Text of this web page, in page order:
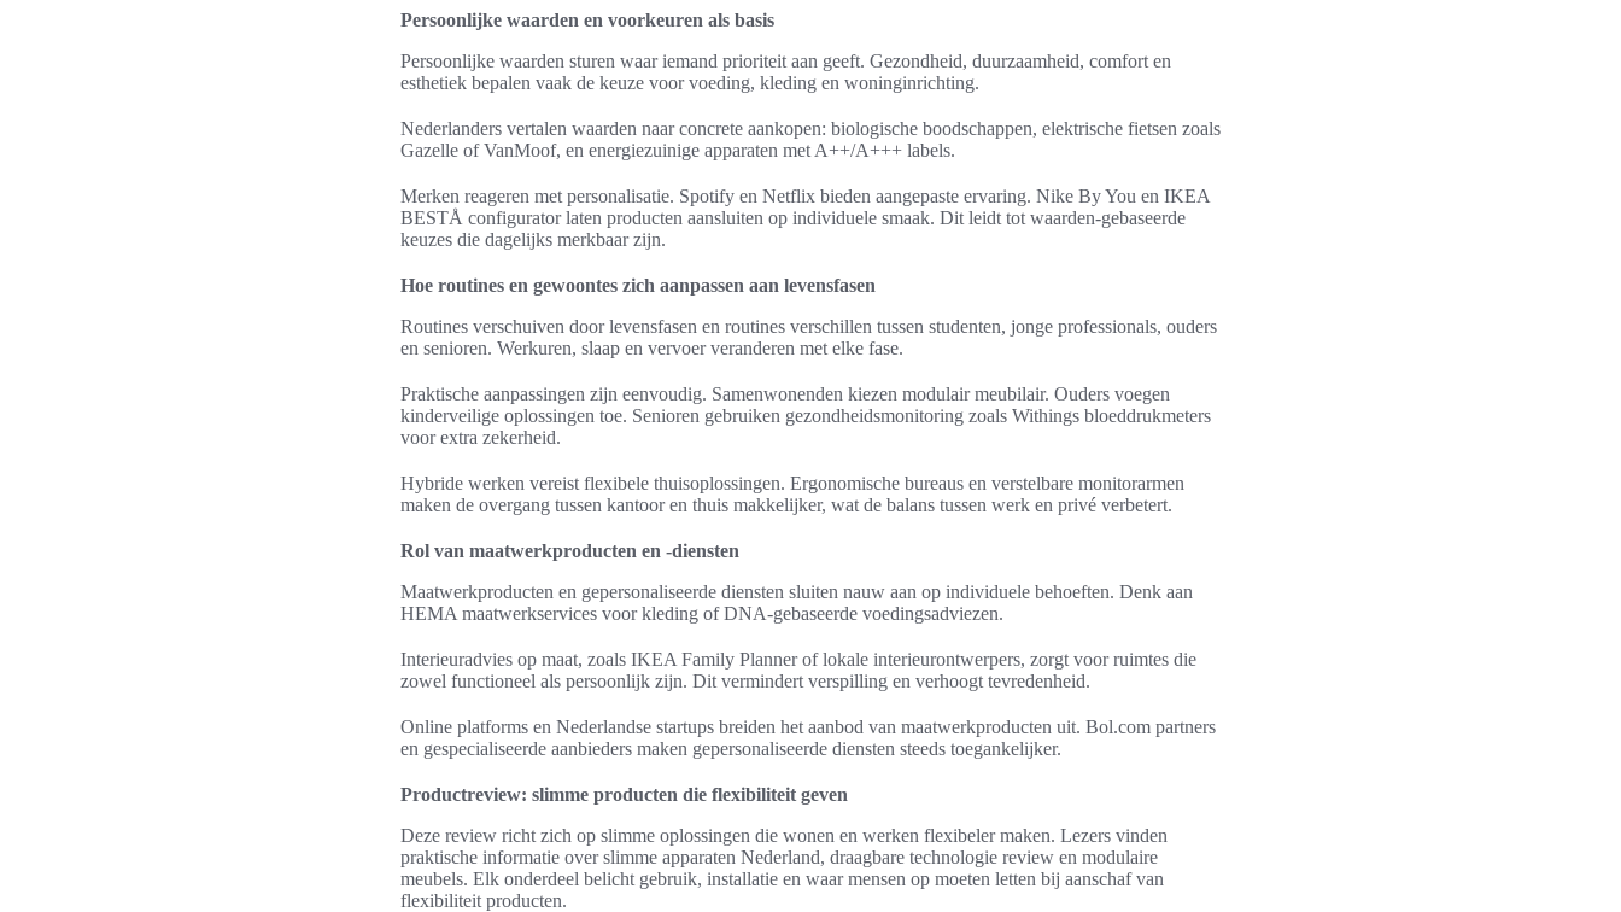
Persoonlijke waarden en voorkeuren als basis
Persoonlijke waarden sturen waar iemand prioriteit aan geeft. Gezondheid, duurzaamheid, comfort en
esthetiek bepalen vaak de keuze voor voeding, kleding en woninginrichting.
Nederlanders vertalen waarden naar concrete aankopen: biologische boodschappen, elektrische fietsen zoals
Gazelle of VanMoof, en energiezuinige apparaten met A++/A+++ labels.
Merken reageren met personalisatie. Spotify en Netflix bieden aangepaste ervaring. Nike By You en IKEA
BESTÅ configurator laten producten aansluiten op individuele smaak. Dit leidt tot waarden-gebaseerde
keuzes die dagelijks merkbaar zijn.
Hoe routines en gewoontes zich aanpassen aan levensfasen
Routines verschuiven door levensfasen en routines verschillen tussen studenten, jonge professionals, ouders
en senioren. Werkuren, slaap en vervoer veranderen met elke fase.
Praktische aanpassingen zijn eenvoudig. Samenwonenden kiezen modulair meubilair. Ouders voegen
kinderveilige oplossingen toe. Senioren gebruiken gezondheidsmonitoring zoals Withings bloeddrukmeters
voor extra zekerheid.
Hybride werken vereist flexibele thuisoplossingen. Ergonomische bureaus en verstelbare monitorarmen
maken de overgang tussen kantoor en thuis makkelijker, wat de balans tussen werk en privé verbetert.
Rol van maatwerkproducten en -diensten
Maatwerkproducten en gepersonaliseerde diensten sluiten nauw aan op individuele behoeften. Denk aan
HEMA maatwerkservices voor kleding of DNA-gebaseerde voedingsadviezen.
Interieuradvies op maat, zoals IKEA Family Planner of lokale interieurontwerpers, zorgt voor ruimtes die
zowel functioneel als persoonlijk zijn. Dit vermindert verspilling en verhoogt tevredenheid.
Online platforms en Nederlandse startups breiden het aanbod van maatwerkproducten uit. Bol.com partners
en gespecialiseerde aanbieders maken gepersonaliseerde diensten steeds toegankelijker.
Productreview: slimme producten die flexibiliteit geven
Deze review richt zich op slimme oplossingen die wonen en werken flexibeler maken. Lezers vinden
praktische informatie over slimme apparaten Nederland, draagbare technologie review en modulaire
meubels. Elk onderdeel belicht gebruik, installatie en waar mensen op moeten letten bij aanschaf van
flexibiliteit producten.